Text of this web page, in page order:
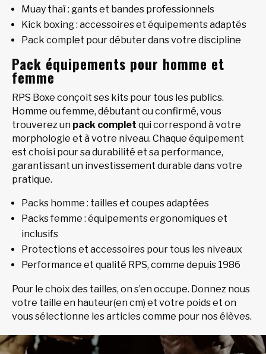
Muay thaï : gants et bandes professionnels
Kick boxing : accessoires et équipements adaptés
Pack complet pour débuter dans votre discipline
Pack équipements pour homme et
femme
RPS Boxe conçoit ses kits pour tous les publics.
Homme ou femme, débutant ou confirmé, vous
trouverez un pack complet qui correspond à votre
morphologie et à votre niveau. Chaque équipement
est choisi pour sa durabilité et sa performance,
garantissant un investissement durable dans votre
pratique.
Packs homme : tailles et coupes adaptées
Packs femme : équipements ergonomiques et
inclusifs
Protections et accessoires pour tous les niveaux
Performance et qualité RPS, comme depuis 1986
Pour le choix des tailles, on s’en occupe. Donnez nous
votre taille en hauteur(en cm) et votre poids et on
vous sélectionne les articles comme pour nos élèves.